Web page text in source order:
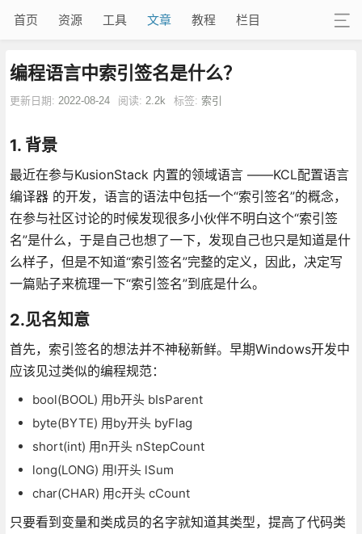
首页 资源 工具 文章 教程 栏目
编程语言中索引签名是什么？
更新日期: 2022-08-24 阅读: 2.2k 标签: 索引
1. 背景
最近在参与KusionStack 内置的领域语言 ——KCL配置语言
编译器 的开发，语言的语法中包括一个“索引签名”的概念，
在参与社区讨论的时候发现很多小伙伴不明白这个“索引签
名”是什么，于是自己也想了一下，发现自己也只是知道是什
么样子，但是不知道“索引签名”完整的定义，因此，决定写
一篇贴子来梳理一下“索引签名”到底是什么。
2.见名知意
首先，索引签名的想法并不神秘新鲜。早期Windows开发中
应该见过类似的编程规范：
bool(BOOL) 用b开头 bIsParent
byte(BYTE) 用by开头 byFlag
short(int) 用n开头 nStepCount
long(LONG) 用l开头 lSum
char(CHAR) 用c开头 cCount
只要看到变量和类成员的名字就知道其类型，提高了代码类